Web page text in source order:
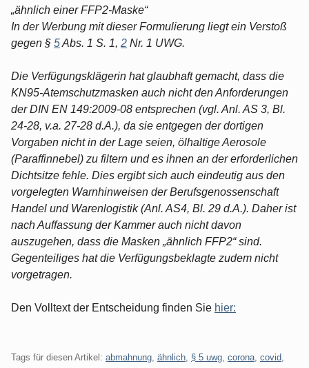
„ähnlich einer FFP2-Maske“
In der Werbung mit dieser Formulierung liegt ein Verstoß
gegen § 5Abs. 1 S. 1, 2 Nr. 1 UWG.
Die Verfügungsklägerin hat glaubhaft gemacht, dass die
KN95-Atemschutzmasken auch nicht den Anforderungen
der DIN EN 149:2009-08 entsprechen (vgl. Anl. AS 3, Bl.
24-28, v.a. 27-28 d.A.), da sie entgegen der dortigen
Vorgaben nicht in der Lage seien, ölhaltige Aerosole
(Paraffinnebel) zu filtern und es ihnen an der erforderlichen
Dichtsitze fehle. Dies ergibt sich auch eindeutig aus den
vorgelegten Warnhinweisen der Berufsgenossenschaft
Handel und Warenlogistik (Anl. AS4, Bl. 29 d.A.). Daher ist
nach Auffassung der Kammer auch nicht davon
auszugehen, dass die Masken „ähnlich FFP2“ sind.
Gegenteiliges hat die Verfügungsbeklagte zudem nicht
vorgetragen.
Den Volltext der Entscheidung finden Sie hier:
Tags für diesen Artikel: abmahnung ähnlich § 5 uwg corona covid